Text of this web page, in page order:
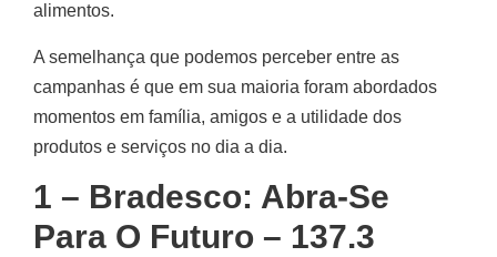
alimentos.
A semelhança que podemos perceber entre as
campanhas é que em sua maioria foram abordados
momentos em família, amigos e a utilidade dos
produtos e serviços no dia a dia.
1 – Bradesco: Abra-Se
Para O Futuro – 137.3